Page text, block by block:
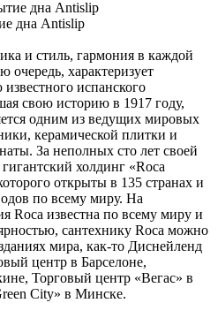
дна Antislip
и стиль, гармония в каждой
очередь, характеризует
испанского
свою историю в 1917 году,
одним из ведущих мировых
керамической плитки и
За неполных сто лет своей
холдинг «Roca
открыты в 135 странах и
по всему миру. На
Roca известна по всему миру и
сантехнику Roca можно
мира, как-то Диснейленд
центр в Барселоне,
Торговый центр «Вегас» в
City» в Минске.